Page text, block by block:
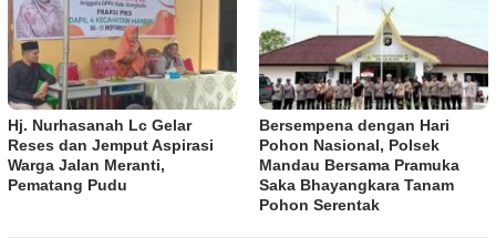
Hj. Nurhasanah Lc Gelar
Reses dan Jemput Aspirasi
Warga Jalan Meranti,
Pematang Pudu
Bersempena dengan Hari
Pohon Nasional, Polsek
Mandau Bersama Pramuka
Saka Bhayangkara Tanam
Pohon Serentak